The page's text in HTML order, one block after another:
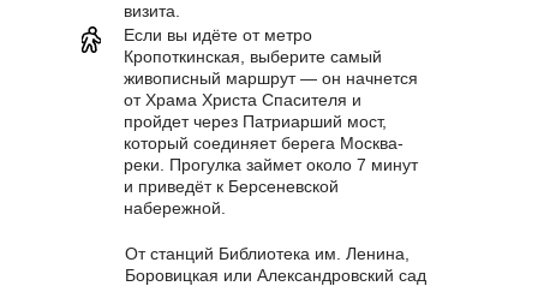
визита.
Если вы идёте от метро
Кропоткинская, выберите самый
живописный маршрут — он начнется
от Храма Христа Спасителя и
пройдет через Патриарший мост,
который соединяет берега Москва-
реки. Прогулка займет около 7 минут
и приведёт к Берсеневской
набережной.
От станций Библиотека им. Ленина,
Боровицкая или Александровский сад